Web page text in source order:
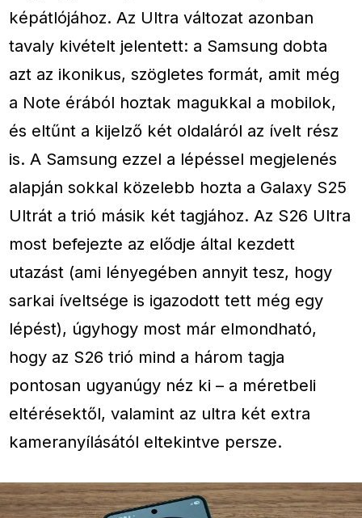
képátlójához. Az Ultra változat azonban
tavaly kivételt jelentett: a Samsung dobta
azt az ikonikus, szögletes formát, amit még
a Note érából hoztak magukkal a mobilok,
és eltűnt a kijelző két oldaláról az ívelt rész
is. A Samsung ezzel a lépéssel megjelenés
alapján sokkal közelebb hozta a Galaxy S25
Ultrát a trió másik két tagjához. Az S26 Ultra
most befejezte az elődje által kezdett
utazást (ami lényegében annyit tesz, hogy
sarkai íveltsége is igazodott tett még egy
lépést), úgyhogy most már elmondható,
hogy az S26 trió mind a három tagja
pontosan ugyanúgy néz ki – a méretbeli
eltérésektől, valamint az ultra két extra
kameranyílásától eltekintve persze.